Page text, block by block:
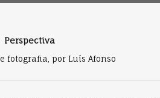
fotografia, por Luís Afonso